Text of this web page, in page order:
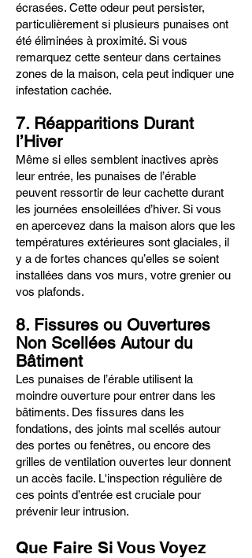
écrasées. Cette odeur peut persister,
particulièrement si plusieurs punaises ont
été éliminées à proximité. Si vous
remarquez cette senteur dans certaines
zones de la maison, cela peut indiquer une
infestation cachée.
7. Réapparitions Durant
l’Hiver
Même si elles semblent inactives après
leur entrée, les punaises de l’érable
peuvent ressortir de leur cachette durant
les journées ensoleillées d’hiver. Si vous
en apercevez dans la maison alors que les
températures extérieures sont glaciales, il
y a de fortes chances qu’elles se soient
installées dans vos murs, votre grenier ou
vos plafonds.
8. Fissures ou Ouvertures
Non Scellées Autour du
Bâtiment
Les punaises de l’érable utilisent la
moindre ouverture pour entrer dans les
bâtiments. Des fissures dans les
fondations, des joints mal scellés autour
des portes ou fenêtres, ou encore des
grilles de ventilation ouvertes leur donnent
un accès facile. L'inspection régulière de
ces points d’entrée est cruciale pour
prévenir leur intrusion.
Que Faire Si Vous Voyez